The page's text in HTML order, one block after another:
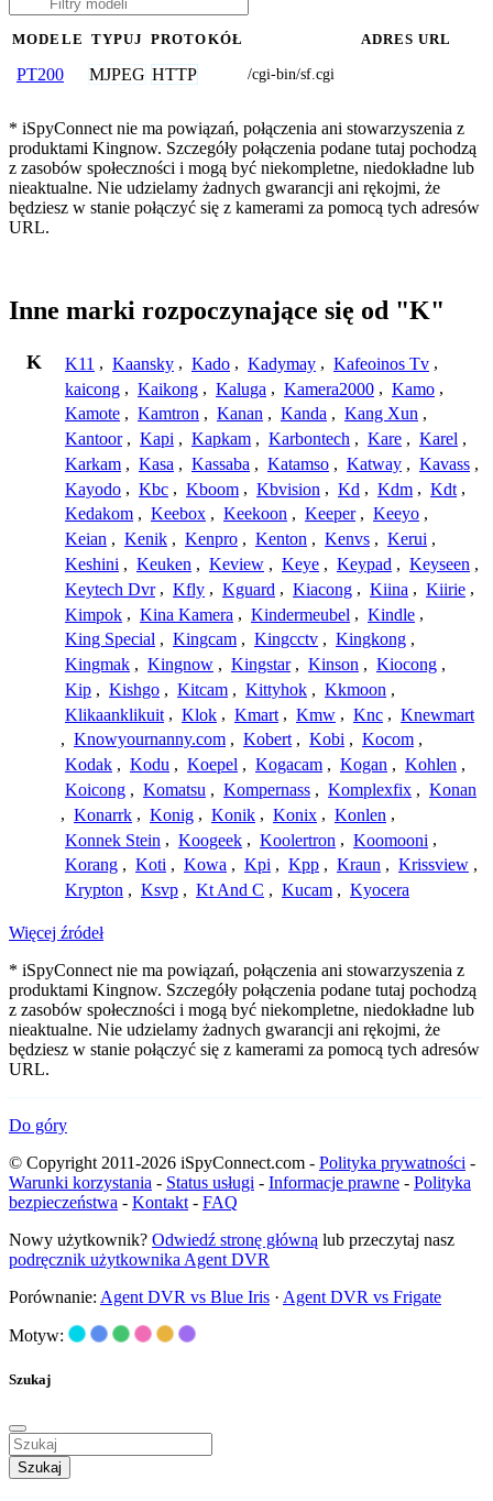
MODELE TYPUJ PROTOKÓŁ ADRES URL
PT200 MJPEG HTTP /cgi-bin/sf.cgi
* iSpyConnect nie ma powiązań, połączenia ani stowarzyszenia z
produktami Kingnow. Szczegóły połączenia podane tutaj pochodzą
z zasobów społeczności i mogą być niekompletne, niedokładne lub
nieaktualne. Nie udzielamy żadnych gwarancji ani rękojmi, że
będziesz w stanie połączyć się z kamerami za pomocą tych adresów
URL.
Inne marki rozpoczynające się od "K"
K K11 , Kaansky , Kado , Kadymay , Kafeoinos Tv ,
kaicong , Kaikong , Kaluga , Kamera2000 , Kamo ,
Kamote , Kamtron , Kanan , Kanda , Kang Xun ,
Kantoor , Kapi , Kapkam , Karbontech , Kare , Karel ,
Karkam , Kasa , Kassaba , Katamso , Katway , Kavass ,
Kayodo , Kbc , Kboom , Kbvision , Kd , Kdm , Kdt ,
Kedakom , Keebox , Keekoon , Keeper , Keeyo ,
Keian , Kenik , Kenpro , Kenton , Kenvs , Kerui ,
Keshini , Keuken , Keview , Keye , Keypad , Keyseen ,
Keytech Dvr , Kfly , Kguard , Kiacong , Kiina , Kiirie ,
Kimpok , Kina Kamera , Kindermeubel , Kindle ,
King Special , Kingcam , Kingcctv , Kingkong ,
Kingmak , Kingnow , Kingstar , Kinson , Kiocong ,
Kip , Kishgo , Kitcam , Kittyhok , Kkmoon ,
Klikaanklikuit , Klok , Kmart , Kmw , Knc , Knewmart
, Knowyournanny.com , Kobert , Kobi , Kocom ,
Kodak , Kodu , Koepel , Kogacam , Kogan , Kohlen ,
Koicong , Komatsu , Kompernass , Komplexfix , Konan
, Konarrk , Konig , Konik , Konix , Konlen ,
Konnek Stein , Koogeek , Koolertron , Koomooni ,
Korang , Koti , Kowa , Kpi , Kpp , Kraun , Krissview ,
Krypton , Ksvp , Kt And C , Kucam , Kyocera
Więcej źródeł
* iSpyConnect nie ma powiązań, połączenia ani stowarzyszenia z
produktami Kingnow. Szczegóły połączenia podane tutaj pochodzą
z zasobów społeczności i mogą być niekompletne, niedokładne lub
nieaktualne. Nie udzielamy żadnych gwarancji ani rękojmi, że
będziesz w stanie połączyć się z kamerami za pomocą tych adresów
URL.
Do góry
© Copyright 2011-2026 iSpyConnect.com - Polityka prywatności -
Warunki korzystania - Status usługi - Informacje prawne - Polityka
bezpieczeństwa - Kontakt - FAQ
Nowy użytkownik? Odwiedź stronę główną lub przeczytaj nasz
podręcznik użytkownika Agent DVR
Porównanie: Agent DVR vs Blue Iris · Agent DVR vs Frigate
Motyw:
Szukaj
Szukaj